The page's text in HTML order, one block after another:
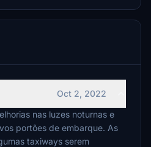
Oct 2, 2022
nas luzes noturnas e
portões de embarque. As
taxiways serem